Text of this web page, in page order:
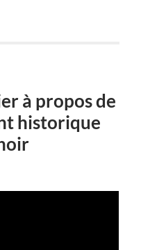
à propos de
historique